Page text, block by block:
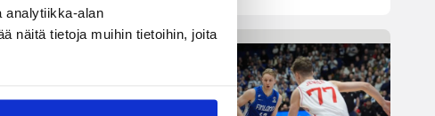
analytiikka-alan
näitä tietoja muihin tietoihin, joita